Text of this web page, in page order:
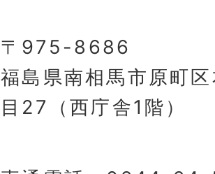
〒975-8686
福島県南相馬市原町
目27（西庁舎1階）